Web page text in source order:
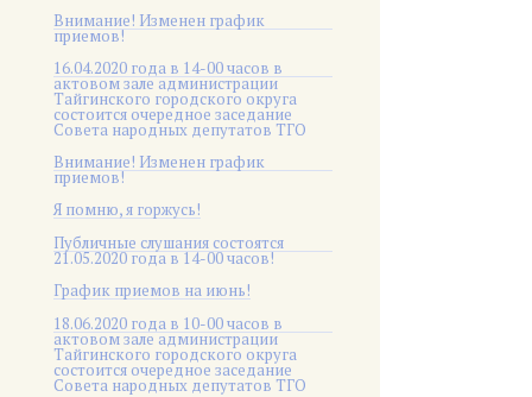
Внимание! Изменен график
приемов!
16.04.2020 года в 14-00 часов в
актовом зале администрации
Тайгинского городского округа
состоится очередное заседание
Совета народных депутатов ТГО
Внимание! Изменен график
приемов!
Я помню, я горжусь!
Публичные слушания состоятся
21.05.2020 года в 14-00 часов!
График приемов на июнь!
18.06.2020 года в 10-00 часов в
актовом зале администрации
Тайгинского городского округа
состоится очередное заседание
Совета народных депутатов ТГО